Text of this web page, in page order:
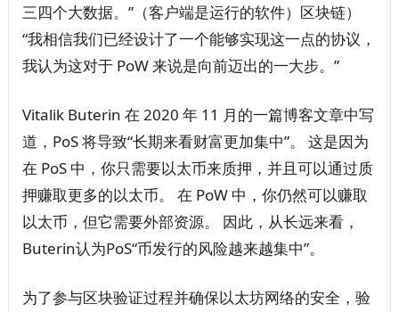
三四个大数据。”（客户端是运行的软件）区块链）
“我相信我们已经设计了一个能够实现这一点的协议，
我认为这对于 PoW 来说是向前迈出的一大步。”
Vitalik Buterin 在 2020 年 11 月的一篇博客文章中写
道，PoS 将导致“长期来看财富更加集中”。 这是因为
在 PoS 中，你只需要以太币来质押，并且可以通过质
押赚取更多的以太币。 在 PoW 中，你仍然可以赚取
以太币，但它需要外部资源。 因此，从长远来看，
Buterin认为PoS“币发行的风险越来越集中”。
为了参与区块验证过程并确保以太坊网络的安全，验